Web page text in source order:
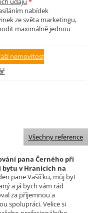
nabídek
ze světa marketingu,
maximálně jednou
pana Černého při
bytu v Hranicích na
makléř: David
pane Vašíčku, můj byt
a já bych vám rád
za příjemnou a
spolupráci. Velice si
Všechny reference